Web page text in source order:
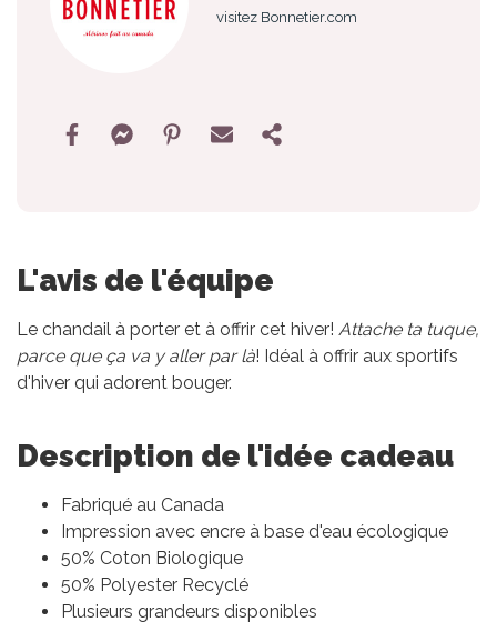
visitez Bonnetier.com
L'avis de l'équipe
Le chandail à porter et à offrir cet hiver! Attache ta tuque,
parce que ça va y aller par là! Idéal à offrir aux sportifs
d'hiver qui adorent bouger.
Description de l'idée cadeau
Fabriqué au Canada
Impression avec encre à base d'eau écologique
50% Coton Biologique
50% Polyester Recyclé
Plusieurs grandeurs disponibles